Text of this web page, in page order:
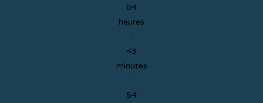
04
heures
:
43
minutes
:
53